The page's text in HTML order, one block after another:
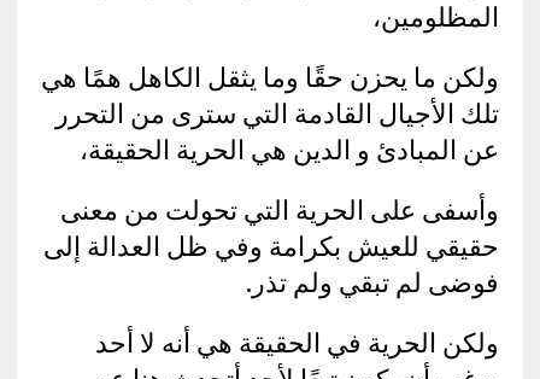
المظلومين،
ولكن ما يحزن حقًا وما يثقل الكاهل همًا هي
تلك الأجيال القادمة التي سترى من التحرر
عن المبادئ و الدين هي الحرية الحقيقة،
وأسفى على الحرية التي تحولت من معنى
حقيقي للعيش بكرامة وفي ظل العدالة إلى
فوضى لم تبقي ولم تذر.
ولكن الحرية في الحقيقة هي أنه لا أحد